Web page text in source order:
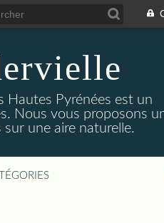
Hautes Pyrénées est un
Nous vous proposons
une aire naturelle.